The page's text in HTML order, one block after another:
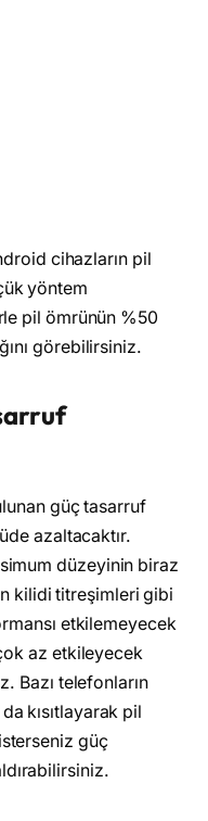
cihazların pil
yöntem
pil ömrünün %50
görebilirsiniz.
güç tasarruf
azaltacaktır.
düzeyinin biraz
kilidi titreşimleri gibi
etkilemeyecek
çok az etkileyecek
Bazı telefonların
kısıtlayarak pil
güç